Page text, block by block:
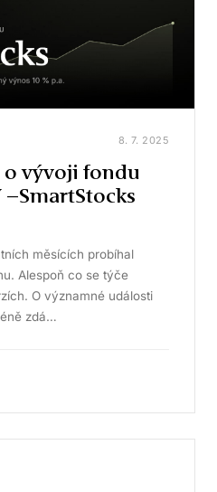
8. 7. 2025
o vývoji fondu
–SmartStocks
měsících probíhal
Alespoň co se týče
O významné události
zdá…